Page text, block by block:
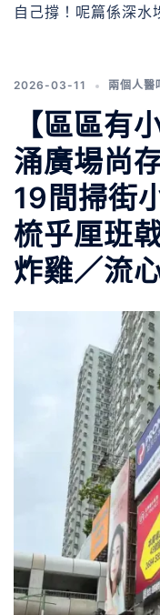
自己撐！呢篇係深水
2026-03-11 兩個人醫
【區區有
涌廣場尚
19間掃街
梳乎厘班
炸雞／流